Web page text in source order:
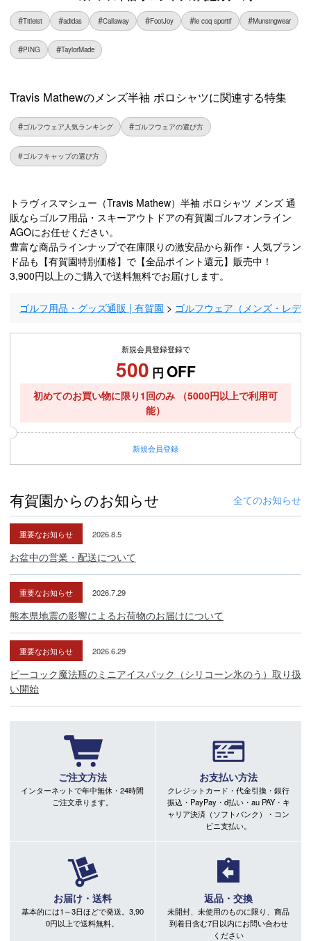
Titleist adidas Callaway FootJoy le coq sportif Munsingwear
PING TaylorMade
Travis Mathewのメンズ半袖 ポロシャツに関連する特集
ゴルフウェア人気ランキング ゴルフウェアの選び方
ゴルフキャップの選び方
トラヴィスマシュー（Travis Mathew）半袖 ポロシャツ メンズ 通
販ならゴルフ用品・スキーアウトドアの有賀園ゴルフオンライン
AGOにお任せください。
豊富な商品ラインナップで在庫限りの激安品から新作・人気ブラン
ド品も【有賀園特別価格】で【全品ポイント還元】販売中！
3,900円以上のご購入で送料無料でお届けします。
ゴルフ用品・グッズ通販 | 有賀園 ゴルフウェア（メンズ・レデ
新規会員登録登録で
500 円 OFF
初めてのお買い物に限り1回のみ
（5000円以上で利用可
能）
新規会員登録
有賀園からのお知らせ 全てのお知らせ
重要なお知らせ 2026.8.5
お盆中の営業・配送について
重要なお知らせ 2026.7.29
熊本県地震の影響によるお荷物のお届けについて
重要なお知らせ 2026.6.29
ピーコック魔法瓶のミニアイスパック（シリコーン氷のう）取り扱
い開始
ご注文方法
インターネットで年中無休・24時間
ご注文承ります。
お支払い方法
クレジットカード・代金引換・銀行
振込・PayPay・d払い・au PAY・キ
ャリア決済（ソフトバンク）・コン
ビニ支払い。
お届け・送料
基本的には1～3日ほどで発送。3,90
0円以上で送料無料。
返品・交換
未開封、未使用のものに限り、商品
到着日含む7日以内にお問い合わせ
ください